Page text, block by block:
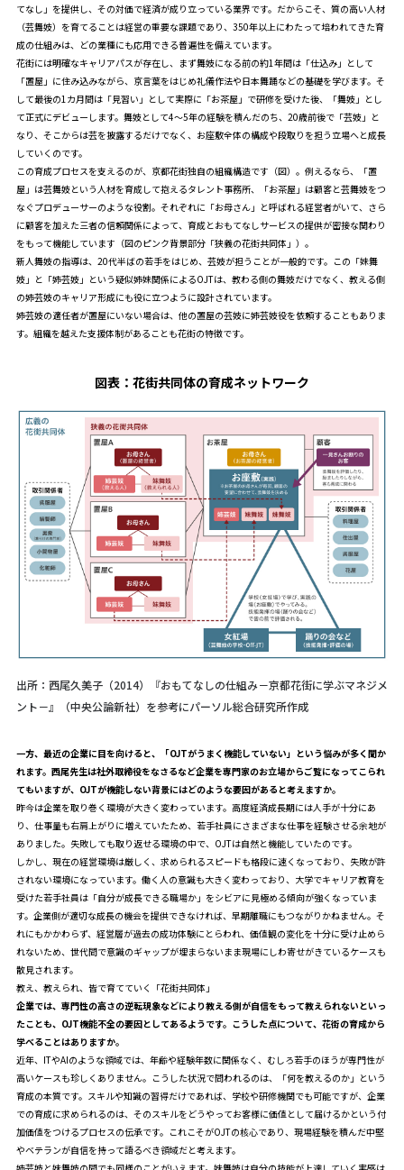
てなし」を提供し、その対価で経済が成り立っている業界です。だからこそ、質の高い人材
（芸舞妓）を育てることは経営の重要な課題であり、350年以上にわたって培われてきた育
成の仕組みは、どの業種にも応用できる普遍性を備えています。
花街には明確なキャリアパスが存在し、まず舞妓になる前の約1年間は「仕込み」として
「置屋」に住み込みながら、京言葉をはじめ礼儀作法や日本舞踊などの基礎を学びます。そ
して最後の1カ月間は「見習い」として実際に「お茶屋」で研修を受けた後、「舞妓」とし
て正式にデビューします。舞妓として4～5年の経験を積んだのち、20歳前後で「芸妓」と
なり、そこからは芸を披露するだけでなく、お座敷全体の構成や段取りを担う立場へと成長
していくのです。
この育成プロセスを支えるのが、京都花街独自の組織構造です（図）。例えるなら、「置
屋」は芸舞妓という人材を育成して抱えるタレント事務所、「お茶屋」は顧客と芸舞妓をつ
なぐプロデューサーのような役割。それぞれに「お母さん」と呼ばれる経営者がいて、さら
に顧客を加えた三者の信頼関係によって、育成とおもてなしサービスの提供が密接な関わり
をもって機能しています（図のピンク背景部分「狭義の花街共同体」）。
新人舞妓の指導は、20代半ばの若手をはじめ、芸妓が担うことが一般的です。この「妹舞
妓」と「姉芸妓」という疑似姉妹関係によるOJTは、教わる側の舞妓だけでなく、教える側
の姉芸妓のキャリア形成にも役に立つように設計されています。
姉芸妓の適任者が置屋にいない場合は、他の置屋の芸妓に姉芸妓役を依頼することもありま
す。組織を越えた支援体制があることも花街の特徴です。
図表： 花街共同体の育成ネットワーク
出所：西尾久美子（2014）『おもてなしの仕組み－京都花街に学ぶマネジメ
ント－』（中央公論新社）を参考にパーソル総合研究所作成
――一方、最近の企業に目を向けると、「OJTがうまく機能していない」という悩みが多く聞か
れます。西尾先生は社外取締役をなさるなど企業を専門家のお立場からご覧になってこられ
てもいますが、OJTが機能しない背景にはどのような要因があると考えますか。
昨今は企業を取り巻く環境が大きく変わっています。高度経済成長期には人手が十分にあ
り、仕事量も右肩上がりに増えていたため、若手社員にさまざまな仕事を経験させる余地が
ありました。失敗しても取り返せる環境の中で、OJTは自然と機能していたのです。
しかし、現在の経営環境は厳しく、求められるスピードも格段に速くなっており、失敗が許
されない環境になっています。働く人の意識も大きく変わっており、大学でキャリア教育を
受けた若手社員は「自分が成長できる職場か」をシビアに見極める傾向が強くなっていま
す。企業側が適切な成長の機会を提供できなければ、早期離職にもつながりかねません。そ
れにもかかわらず、経営層が過去の成功体験にとらわれ、価値観の変化を十分に受け止めら
れないため、世代間で意識のギャップが埋まらないまま現場にしわ寄せがきているケースも
散見されます。
教え、教えられ、皆で育てていく「花街共同体」
――企業では、専門性の高さの逆転現象などにより教える側が自信をもって教えられないといっ
たことも、OJT機能不全の要因としてあるようです。こうした点について、花街の育成から
学べることはありますか。
近年、ITやAIのような領域では、年齢や経験年数に関係なく、むしろ若手のほうが専門性が
高いケースも珍しくありません。こうした状況で問われるのは、「何を教えるのか」という
育成の本質です。スキルや知識の習得だけであれば、学校や研修機関でも可能ですが、企業
での育成に求められるのは、そのスキルをどうやってお客様に価値として届けるかという付
加価値をつけるプロセスの伝承です。これこそがOJTの核心であり、現場経験を積んだ中堅
やベテランが自信を持って語るべき領域だと考えます。